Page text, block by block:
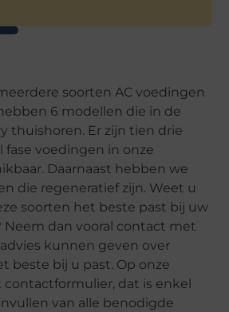
soorten AC voedingen
6 modellen die in de
thuishoren. Er zijn tien drie
fase voedingen in onze
Daarnaast hebben we
die regeneratief zijn. Weet u
soorten het beste past bij uw
dan vooral contact met
kunnen geven over
beste bij u past. Op onze
dat is enkel
van alle benodigde